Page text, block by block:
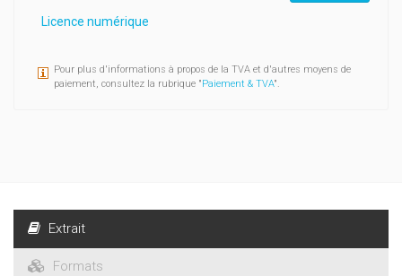
Licence numérique
Pour plus d'informations à propos de la TVA et d'autres moyens de
paiement, consultez la rubrique "Paiement & TVA".
Extrait
Formats